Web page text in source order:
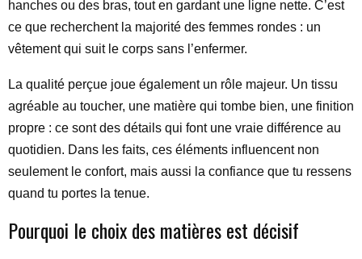
hanches ou des bras, tout en gardant une ligne nette. C’est
ce que recherchent la majorité des femmes rondes : un
vêtement qui suit le corps sans l’enfermer.
La qualité perçue joue également un rôle majeur. Un tissu
agréable au toucher, une matière qui tombe bien, une finition
propre : ce sont des détails qui font une vraie différence au
quotidien. Dans les faits, ces éléments influencent non
seulement le confort, mais aussi la confiance que tu ressens
quand tu portes la tenue.
Pourquoi le choix des matières est décisif